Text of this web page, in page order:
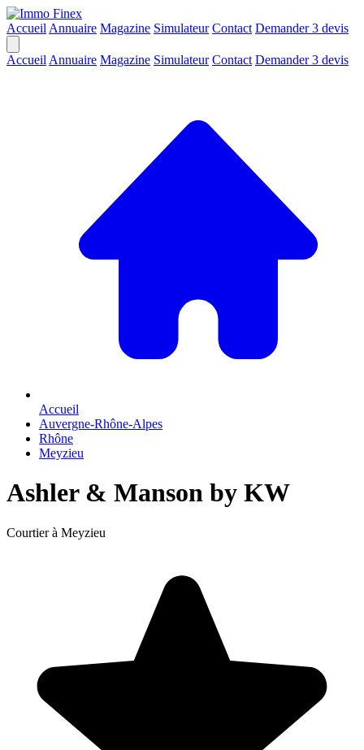
Accueil Annuaire Magazine Simulateur Contact Demander 3 devis
Accueil Annuaire Magazine Simulateur Contact Demander 3 devis
Accueil
Auvergne-Rhône-Alpes
Rhône
Meyzieu
Ashler & Manson by KW
Courtier à Meyzieu